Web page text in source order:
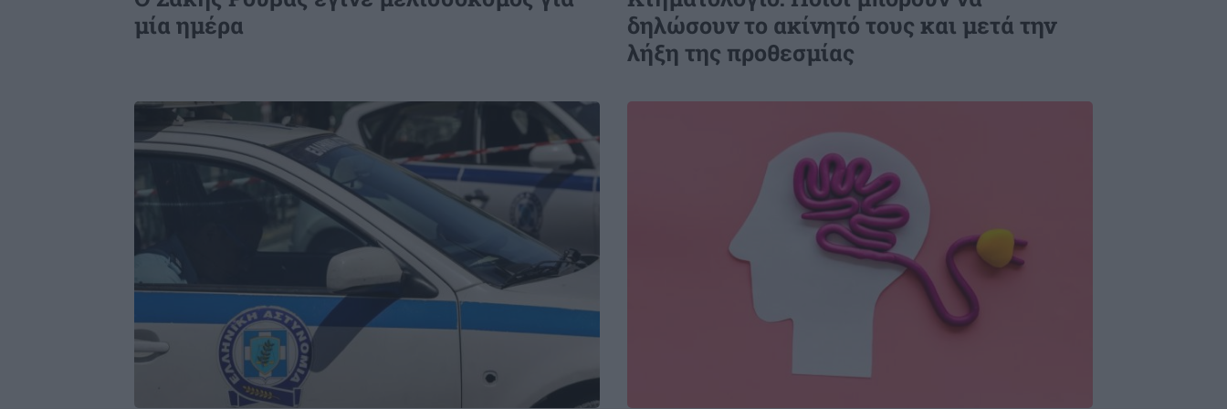
παράβαση - Ποια είναι
μία ημέρα
δηλώσουν το ακίνητό τους και μετά την
λήξη της προθεσμίας
Image